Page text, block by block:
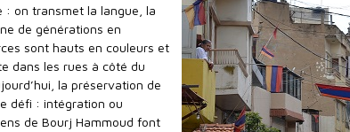
: on transmet la langue, la
de générations en
sont hauts en couleurs et
dans les rues à côté du
la préservation de
défi : intégration ou
de Bourj Hammoud font